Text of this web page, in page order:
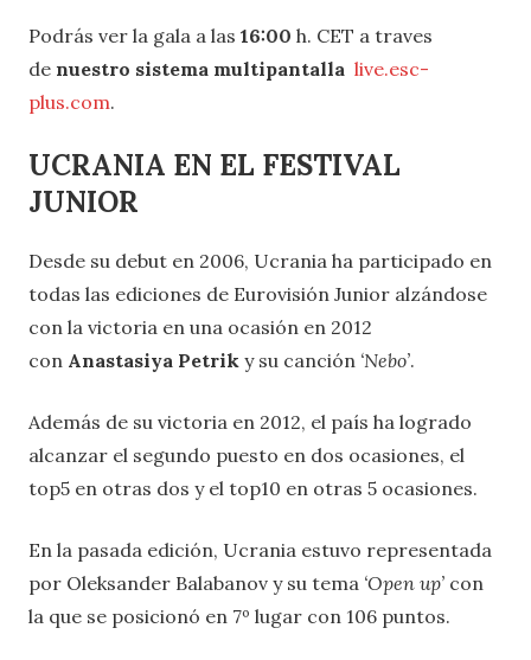
Podrás ver la gala a las 16:00 h. CET a traves
de nuestro sistema multipantalla live.esc-
plus.com.
UCRANIA EN EL FESTIVAL
JUNIOR
Desde su debut en 2006, Ucrania ha participado en
todas las ediciones de Eurovisión Junior alzándose
con la victoria en una ocasión en 2012
con Anastasiya Petrik y su canción ‘Nebo’.
Además de su victoria en 2012, el país ha logrado
alcanzar el segundo puesto en dos ocasiones, el
top5 en otras dos y el top10 en otras 5 ocasiones.
En la pasada edición, Ucrania estuvo representada
por Oleksander Balabanov y su tema ‘Open up’ con
la que se posicionó en 7º lugar con 106 puntos.